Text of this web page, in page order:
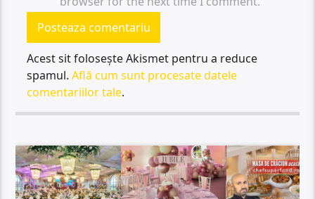
Acest sit folosește Akismet pentru a reduce
spamul.Află cum sunt procesate datele
comentariilor tale.